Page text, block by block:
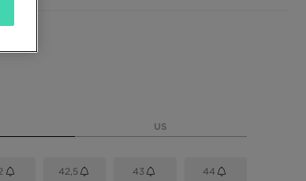
US
42,5 43 44